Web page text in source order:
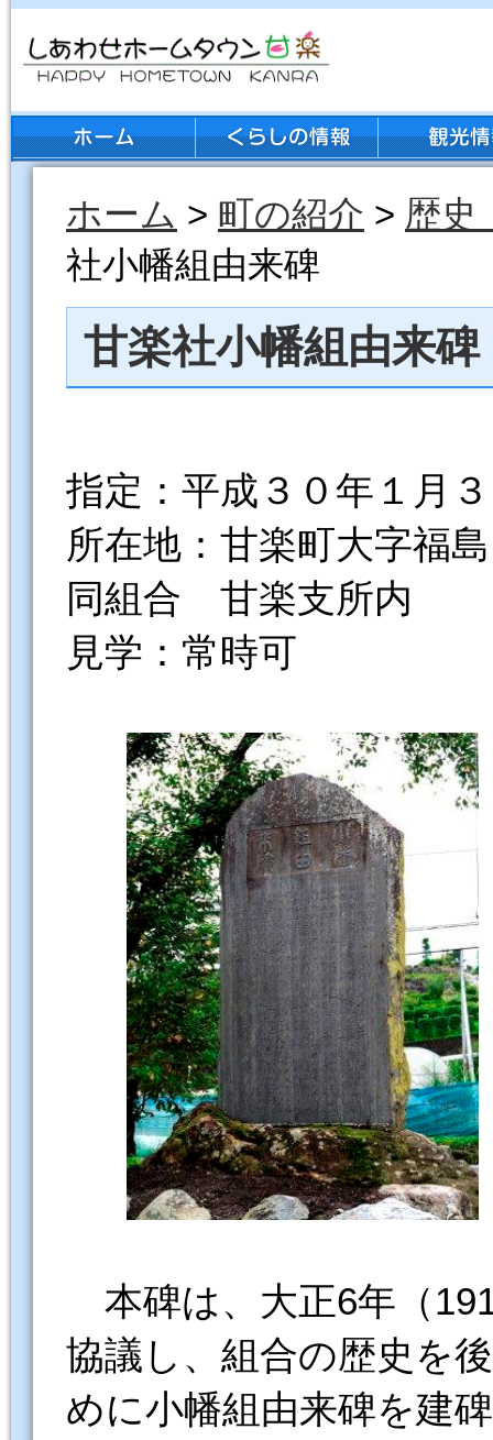
ホーム > 町の紹介 > 歴史
社小幡組由来碑
甘楽社小幡組由来碑
指定：平成３０年１月
所在地：甘楽町大字福
同組合 甘楽支所内
見学：常時可
本碑は、大正6年（
協議し、組合の歴史を
めに小幡組由来碑を建